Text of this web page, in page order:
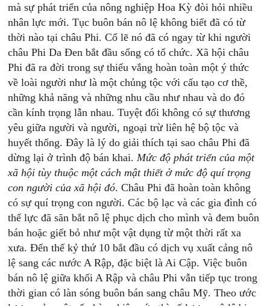
mà sự phát triển của nông nghiệp Hoa Kỳ đòi hỏi nhiều
nhân lực mới. Tục buôn bán nô lệ không biết đã có từ
thời nào tại châu Phi. Cố lẽ nó đã có ngay từ khi người
châu Phi Da Đen bắt đầu sống có tổ chức. Xã hội châu
Phi đã ra đời trong sự thiếu vắng hoàn toàn một ý thức
về loài người như là một chủng tộc với cấu tạo cơ thề,
những khả năng và những nhu cầu như nhau và do đó
cần kính trọng lẫn nhau. Tuyệt đối không có sự thương
yêu giữa người và người, ngoại trừ liên hệ bộ tộc và
huyết thống. Đây là lý do giải thích tại sao châu Phi đã
dừng lại ở trình độ bán khai. Mức độ phát triển của một
xã hội tùy thuộc một cách mật thiết ở mức độ quí trọng
con người của xã hội đó. Châu Phi đã hoàn toàn không
có sự quí trọng con người. Các bộ lạc và các gia đình có
thể lực đã săn bắt nô lệ phục dịch cho mình và đem buôn
bán hoặc giết bỏ như một vật dụng từ một thời rất xa
xưa. Đến thế kỷ thứ 10 bắt đầu có dịch vụ xuất cảng nô
lệ sang các nước A Rập, đặc biệt là Ai Cập. Việc buôn
bán nô lệ giữa khối A Rập và châu Phi vẫn tiếp tục trong
thời gian có làn sóng buôn bán sang châu Mỹ. Theo ước